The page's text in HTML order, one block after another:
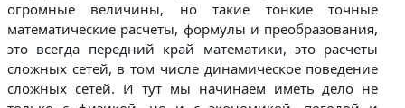
огромные величины, но такие тонкие точные
математические расчеты, формулы и преобразования,
это всегда передний край математики, это расчеты
сложных сетей, в том числе динамическое поведение
сложных сетей. И тут мы начинаем иметь дело не